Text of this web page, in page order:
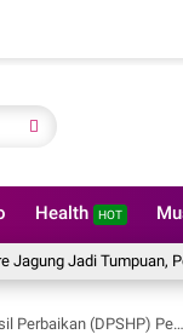
Health HOT
Tumpuan, Polsek
Pemilu Tahun 2024